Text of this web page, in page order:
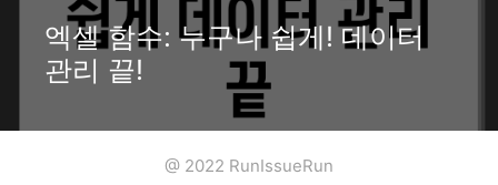
엑셀 함수: 누구나 쉽게! 데이터
관리 끝!
@ 2022 RunIssueRun